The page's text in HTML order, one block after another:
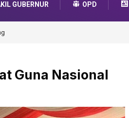
GUBERNUR OPD
2025
Guna Nasional